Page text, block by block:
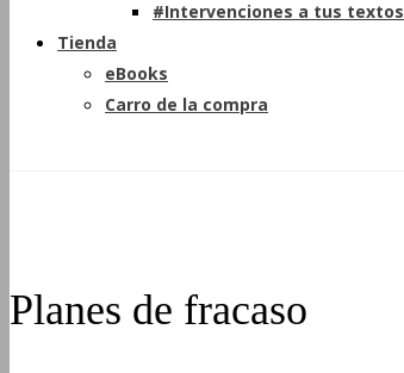
#Intervenciones a tus textos
Tienda
eBooks
Carro de la compra
Planes de fracaso